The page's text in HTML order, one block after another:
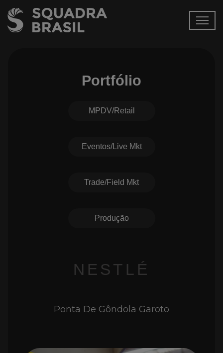
Portfólio
MPDV/Retail
Eventos/Live Mkt
Trade/Field Mkt
Produção
NESTLÉ
Ponta De Gôndola Garoto